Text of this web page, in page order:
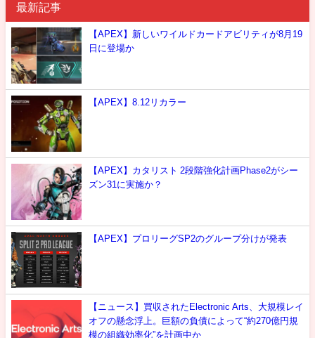
最新記事
【APEX】新しいワイルドカードアビリティが8月19
日に登場か
【APEX】8.12リカラー
【APEX】カタリスト 2段階強化計画Phase2がシー
ズン31に実施か？
【APEX】プロリーグSP2のグループ分けが発表
【ニュース】買収されたElectronic Arts、大規模レイ
オフの懸念浮上。巨額の負債によって“約270億円規
模の組織効率化”を計画中か